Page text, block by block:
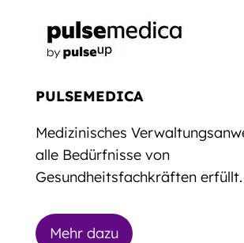
PULSEMEDICA
Medizinisches
alle Bedürfnisse von
Gesundheitsfachkräften erfüllt.
Mehr dazu